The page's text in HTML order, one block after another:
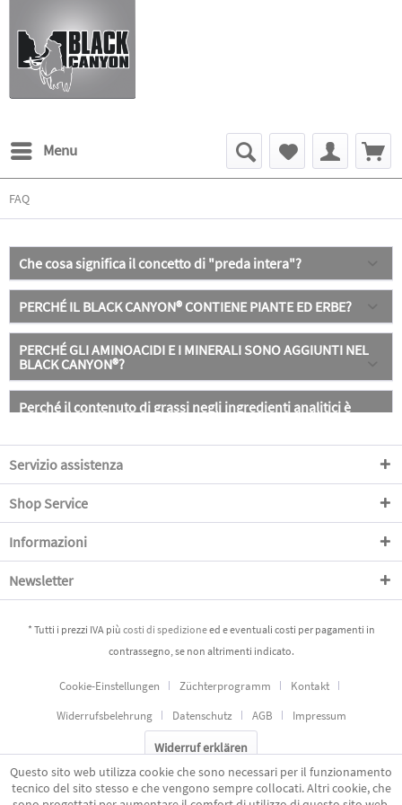
Menu
FAQ
Che cosa significa il concetto di "preda intera"?
PERCHÉ IL BLACK CANYON® CONTIENE PIANTE ED ERBE?
PERCHÉ GLI AMINOACIDI E I MINERALI SONO AGGIUNTI NEL
BLACK CANYON®?
Perché il contenuto di grassi negli ingredienti analitici è
QUAL È LA QUALITÀ DELLA CARNE DEL BLACK CANYON®?
CHI HA SVILUPPATO IL BLACK CANYON® E DOVE VIENE
PRODOTTO?
NELLO SVILUPPO DI UN PRODOTTO SI EFFETTUANO
ESPERIMENTI SUGLI ANIMALI?
QUAL È IL MODO MIGLIORE PER CONSERVARE IL CIBO SECCO
BLACK CANYON®?
COSA SIGNIFICA "MEGLIO PRIMA"?
AVETE QUALCHE CONSIGLIO PER L'ALIMENTAZIONE?
COME POSSO PASSARE IL MIO CANE O GATTO A BLACK
CANYON®?
Servizio assistenza
Shop Service
Informazioni
Newsletter
* Tutti i prezzi IVA più costi di spedizioneed e eventuali costi per pagamenti in
contrassegno, se non altrimenti indicato.
Cookie-Einstellungen Züchterprogramm
Kontakt
Widerrufsbelehrung
Datenschutz AGB Impressum
Widerruf erklären
Questo sito web utilizza cookie che sono necessari per il funzionamento
tecnico del sito stesso e che vengono sempre collocati. Altri cookie, che